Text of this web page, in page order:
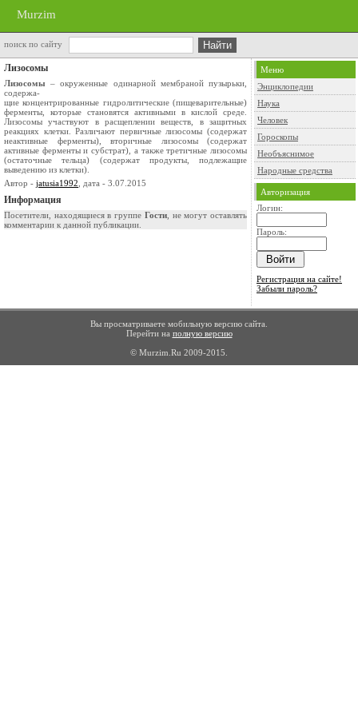
Murzim
поиск по сайту
Лизосомы
Лизосомы– окруженные одинарной мембраной пузырьки,
содержа-
щие концентрированные гидролитические (пищеварительные)
ферменты, которые становятся активными в кислой среде.
Лизосомы участвуют в расщеплении веществ, в защитных
реакциях клетки. Различают первичные лизосомы (содержат
неактивные ферменты), вторичные лизосомы (содержат
активные ферменты и субстрат), а также третичные лизосомы
(остаточные тельца) (содержат продукты, подлежащие
выведению из клетки).
Автор - jatusia1992 , дата - 3.07.2015
Информация
Посетители, находящиеся в группе Гости, не могут оставлять
комментарии к данной публикации.
Меню
Энциклопедии
Наука
Человек
Гороскопы
Необъяснимое
Народные средства
Авторизация
Логин:
Пароль:
Регистрация на сайте!
Забыли пароль?
Вы просматриваете мобильную версию сайта.
Перейти на полную версию
© Murzim.Ru 2009-2015.